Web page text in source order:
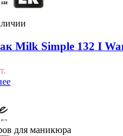
Milk Simple 132 I
для маникюра